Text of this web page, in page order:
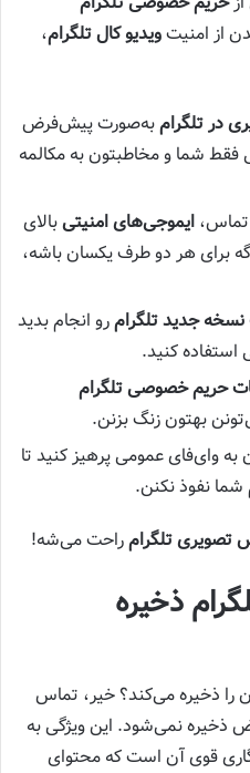
از امنیتویدیو کال تلگرام،
در تلگرامبه‌صورت پیش‌فرض
فقط شما و مخاطبتون به مکالمه
ایموجی‌های امنیتیبالای
برای هر دو طرف یکسان باشه،
جدید تلگرامرو انجام بدید
استفاده کنید.
حریم خصوصی تلگرام
بهتون زنگ بزنن.
وای‌فای عمومی پرهیز کنید تا
شما نفوذ نکنن.
تصویری تلگرامراحت می‌شه!
ذخیره
را ذخیره می‌کند؟ خیر، تماس
ذخیره نمی‌شود. این ویژگی به
قوی آن است که محتوای